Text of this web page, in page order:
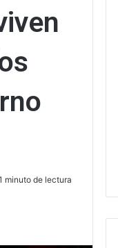
minuto de lectura